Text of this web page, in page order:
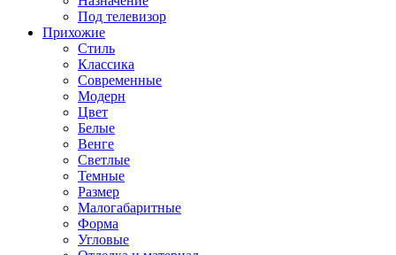
Под телевизор
Прихожие
Стиль
Классика
Современные
Модерн
Цвет
Белые
Венге
Светлые
Темные
Размер
Малогабаритные
Форма
Угловые